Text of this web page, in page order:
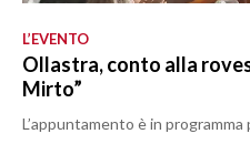
L’EVENTO
Ollastra, conto alla
Mirto”
L’appuntamento è in